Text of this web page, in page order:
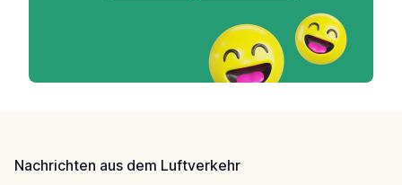
Nachrichten aus dem Luftverkehr